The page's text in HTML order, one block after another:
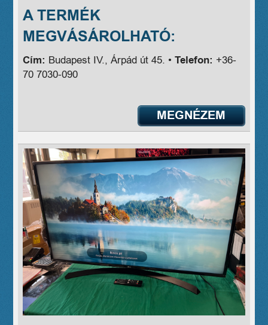
A TERMÉK
MEGVÁSÁROLHATÓ:
Cím: Budapest IV., Árpád út 45. •Telefon: +36-
70 7030-090
MEGNÉZEM